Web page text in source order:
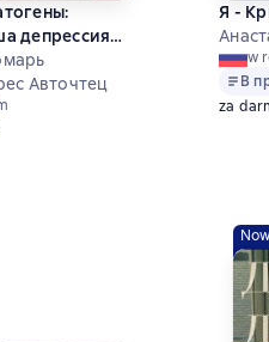
депрессия
Авточтец
рейтинг 0 на основе 0 оценок
Я -
w
В
za